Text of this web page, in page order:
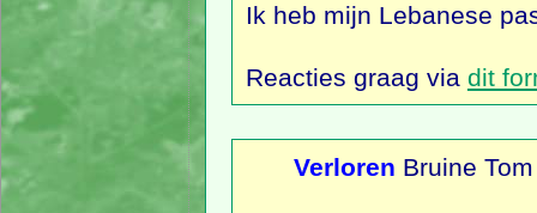
Ik heb mijn Lebanese
Reacties graag via dit
Verloren Bruine